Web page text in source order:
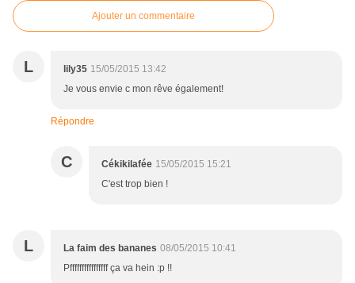
Ajouter un commentaire
L lily35 15/05/2015 13:42
Je vous envie c mon rêve également!
Répondre
C Cékikilafée 15/05/2015 15:21
C'est trop bien !
L La faim des bananes 08/05/2015 10:41
Pffffffffffffffff ça va hein :p !!